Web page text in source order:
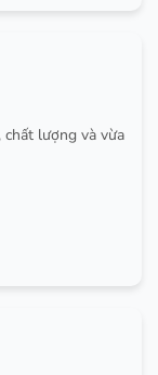
lượng và vừa